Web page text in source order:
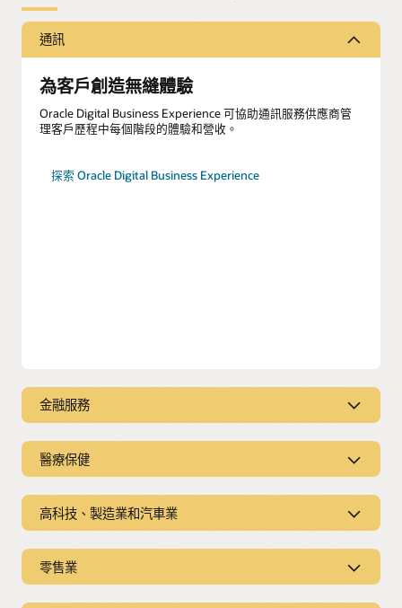
通訊
為客戶創造無縫體驗
Oracle Digital Business Experience 可協助通訊服務供應商管
理客戶歷程中每個階段的體驗和營收。
探索 Oracle Digital Business Experience
金融服務
Oracle CX for Financial Services 針對消費金融、企業金融和保
險量身打造解決方案，協助您滿足客戶需求。
探索 CX for Financial Services
閱讀金融服務的 CX 趨勢 (PDF)
醫療保健
Oracle CX for Healthcare 協助您連接患者和會員資料，以將護
理服務個人化、提高參與度、透過 AI 自動進行拓展及順利協調
醫療保健業務。
高科技、製造業和汽車業
Oracle CX for High Technology, Manufacturing, and
Automotive 提供量身打造的解決方案，讓您更能滿足企業客戶
和消費者的需求。
零售業